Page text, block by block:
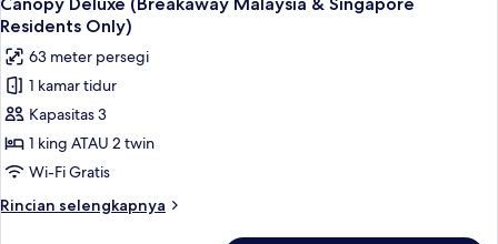
Tidur
kolam
renang
pribadi
semua
foto
untuk
Canopy
Deluxe
(Breakaway
Malaysia
&
Singapore
Residents Only)
63 meter persegi
1 kamar tidur
Kapasitas 3
1 king ATAU 2 twin
Wi-Fi Gratis
Rincian selengkapnya
Rincian